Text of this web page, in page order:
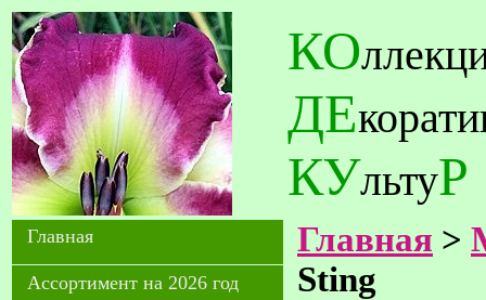
КО
ДЕ
КУльтуР
Главная
Ассортимент на 2026 год
Главная >
Sting